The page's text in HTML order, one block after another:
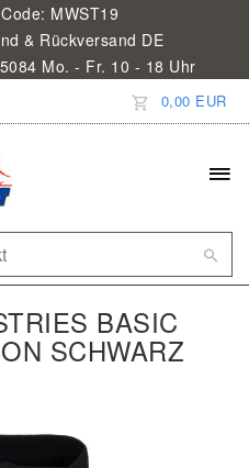
MWST19
& Rückversand DE
Mo. - Fr. 10 - 18 Uhr
0,00 EUR
BASIC
SCHWARZ